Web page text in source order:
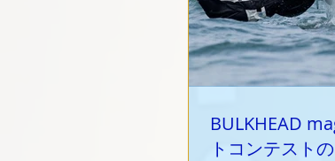
BULKHEAD
トコンテスト